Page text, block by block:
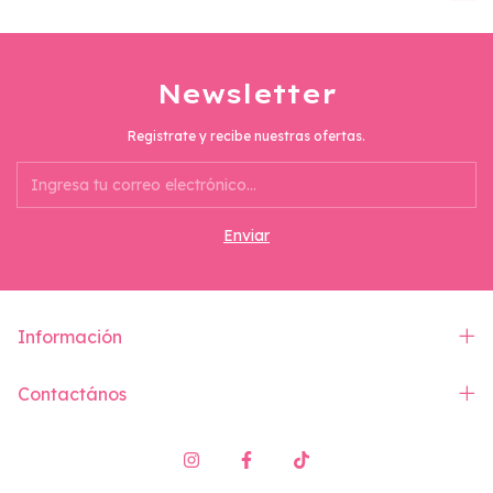
Newsletter
Registrate y recibe nuestras ofertas.
Información
Contactános